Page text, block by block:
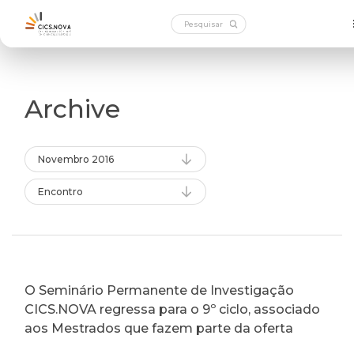
Archive
Novembro 2016
Encontro
O Seminário Permanente de Investigação
CICS.NOVA regressa para o 9º ciclo, associado
aos Mestrados que fazem parte da oferta